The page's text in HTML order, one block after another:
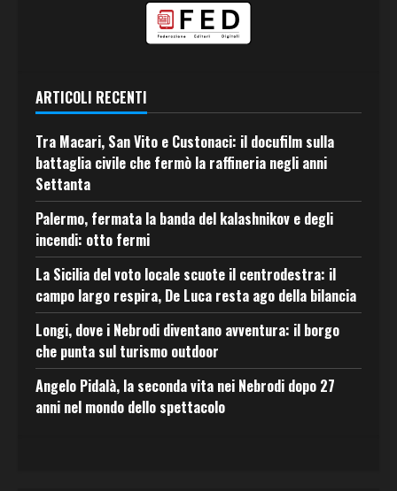
ARTICOLI RECENTI
Tra Macari, San Vito e Custonaci: il docufilm sulla
battaglia civile che fermò la raffineria negli anni
Settanta
Palermo, fermata la banda del kalashnikov e degli
incendi: otto fermi
La Sicilia del voto locale scuote il centrodestra: il
campo largo respira, De Luca resta ago della bilancia
Longi, dove i Nebrodi diventano avventura: il borgo
che punta sul turismo outdoor
Angelo Pidalà, la seconda vita nei Nebrodi dopo 27
anni nel mondo dello spettacolo